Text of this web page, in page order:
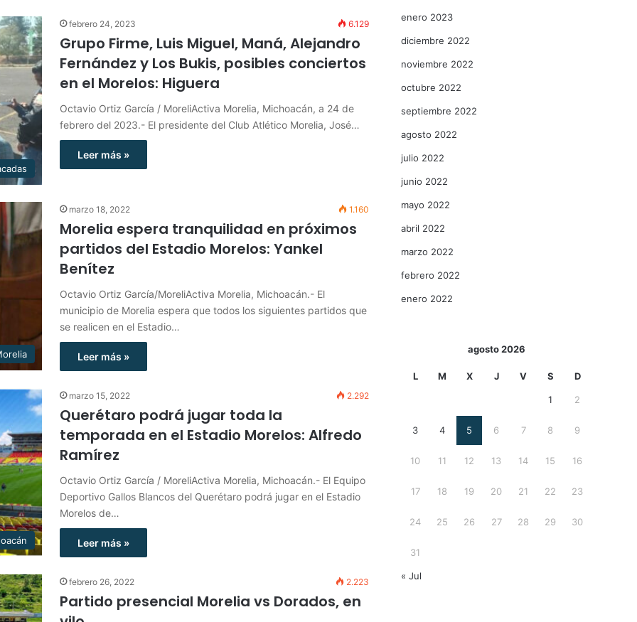
febrero 24, 2023 6.129
Grupo Firme, Luis Miguel, Maná, Alejandro
Fernández y Los Bukis, posibles conciertos
en el Morelos: Higuera
Octavio Ortiz García / MoreliActiva Morelia, Michoacán, a 24 de
febrero del 2023.- El presidente del Club Atlético Morelia, José…
Leer más »
marzo 18, 2022 1.160
Morelia espera tranquilidad en próximos
partidos del Estadio Morelos: Yankel
Benítez
Octavio Ortiz García/MoreliActiva Morelia, Michoacán.- El
municipio de Morelia espera que todos los siguientes partidos que
se realicen en el Estadio…
Leer más »
marzo 15, 2022 2.292
Querétaro podrá jugar toda la
temporada en el Estadio Morelos: Alfredo
Ramírez
Octavio Ortiz García / MoreliActiva Morelia, Michoacán.- El Equipo
Deportivo Gallos Blancos del Querétaro podrá jugar en el Estadio
Morelos de…
Leer más »
febrero 26, 2022 2.223
Partido presencial Morelia vs Dorados, en
enero 2023
diciembre 2022
noviembre 2022
octubre 2022
septiembre 2022
agosto 2022
julio 2022
junio 2022
mayo 2022
abril 2022
marzo 2022
febrero 2022
enero 2022
agosto 2026
L M X J V S D
1 2
3 4 5 6 7 8 9
10 11 12 13 14 15 16
17 18 19 20 21 22 23
24 25 26 27 28 29 30
31
« Jul